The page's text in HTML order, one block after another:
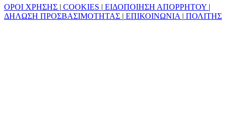
ΟΡΟΙ ΧΡΗΣΗΣ | COOKIES | ΕΙΔΟΠΟΙΗΣΗ ΑΠΟΡΡΗΤΟΥ |
ΔΗΛΩΣΗ ΠΡΟΣΒΑΣΙΜΟΤΗΤΑΣ | ΕΠΙΚΟΙΝΩΝΙΑ | ΠΟΛΙΤΗΣ